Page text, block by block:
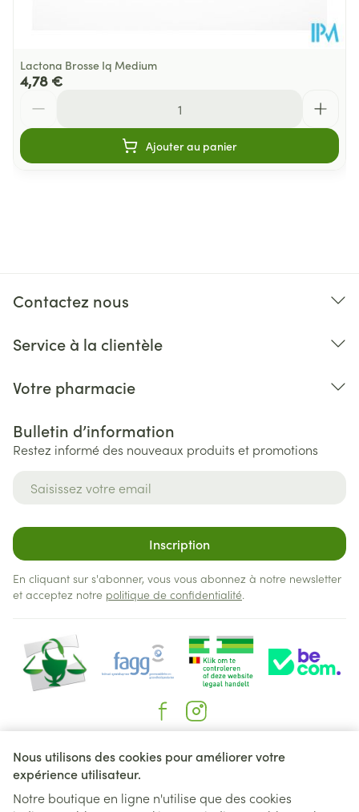
Nous utilisons des cookies pour améliorer votre
expérience utilisateur.
Notre boutique en ligne n'utilise que des cookies
Lactona Brosse Iq Medium
4,78 €
Ajouter au panier
Contactez nous
Service à la clientèle
Votre pharmacie
Bulletin d’information
Restez informé des nouveaux produits et promotions
Inscription
En cliquant sur s'abonner, vous vous abonnez à notre newsletter
et acceptez notre politique de confidentialité.
Liens légaux